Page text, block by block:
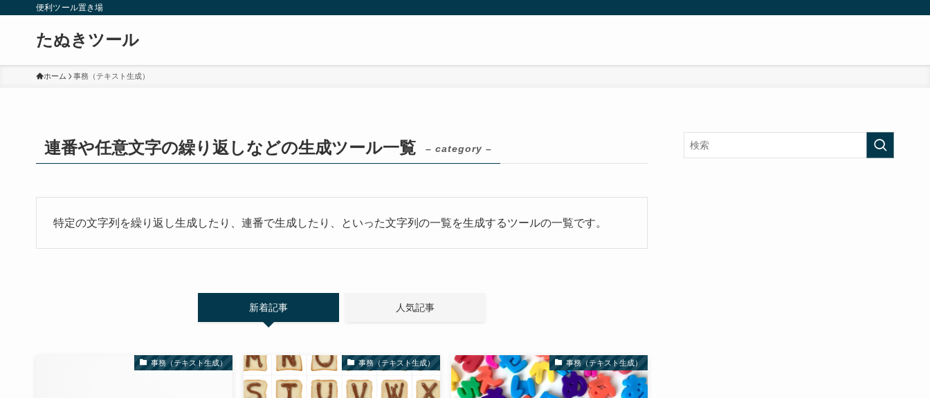
便利ツール置き場
たぬきツール
ホーム 事務（テキスト生成）
連番や任意文字の繰り返しなどの生成ツール一覧 – category –
特定の文字列を繰り返し生成したり、連番で生成したり、といった文字列の一覧を生成するツールの一覧です。
新着記事 人気記事
事務（テキスト生成） 事務（テキスト生成） 事務（テキスト生成）